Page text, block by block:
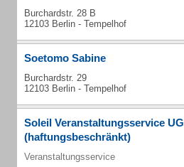
Burchardstr. 28 B
12103 Berlin - Tempelhof
Soetomo Sabine
Burchardstr. 29
12103 Berlin - Tempelhof
Soleil Veranstaltungsservice UG
(haftungsbeschränkt)
Veranstaltungsservice